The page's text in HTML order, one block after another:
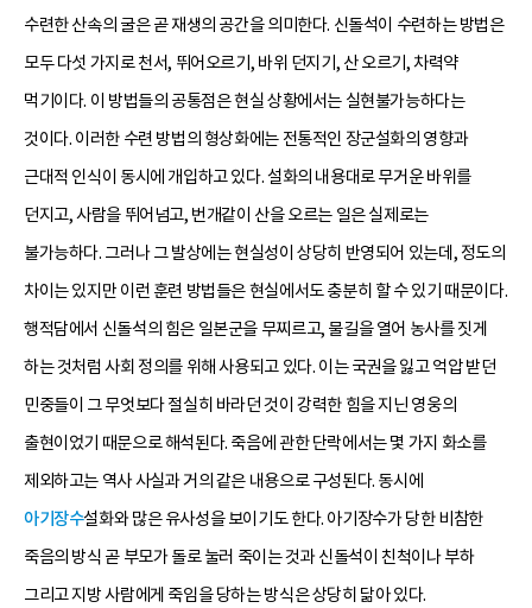
수련한 산속의 굴은 곧 재생의 공간을 의미한다. 신돌석이 수련하는 방법은
모두 다섯 가지로 천서, 뛰어오르기, 바위 던지기, 산 오르기, 차력약
먹기이다. 이 방법들의 공통점은 현실 상황에서는 실현불가능하다는
것이다. 이러한 수련 방법의 형상화에는 전통적인 장군설화의 영향과
근대적 인식이 동시에 개입하고 있다. 설화의 내용대로 무거운 바위를
던지고, 사람을 뛰어넘고, 번개같이 산을 오르는 일은 실제로는
불가능하다. 그러나 그 발상에는 현실성이 상당히 반영되어 있는데, 정도의
차이는 있지만 이런 훈련 방법들은 현실에서도 충분히 할 수 있기 때문이다.
행적담에서 신돌석의 힘은 일본군을 무찌르고, 물길을 열어 농사를 짓게
하는 것처럼 사회 정의를 위해 사용되고 있다. 이는 국권을 잃고 억압 받던
민중들이 그 무엇보다 절실히 바라던 것이 강력한 힘을 지닌 영웅의
출현이었기 때문으로 해석된다. 죽음에 관한 단락에서는 몇 가지 화소를
제외하고는 역사 사실과 거의 같은 내용으로 구성된다. 동시에
아기장수설화와 많은 유사성을 보이기도 한다. 아기장수가 당한 비참한
죽음의 방식 곧 부모가 돌로 눌러 죽이는 것과 신돌석이 친척이나 부하
그리고 지방 사람에게 죽임을 당하는 방식은 상당히 닮아 있다.